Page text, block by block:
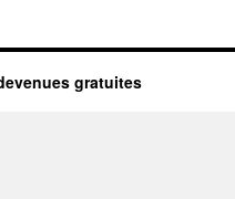
gratuites